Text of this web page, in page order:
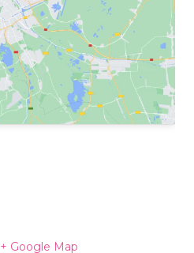
+ Google Map